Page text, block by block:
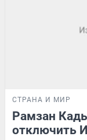
СТРАНА И МИР
Рамзан
отключить